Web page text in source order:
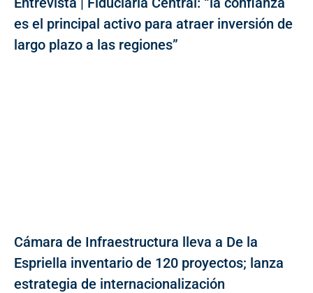
es el principal activo para atraer inversión de
largo plazo a las regiones”
Cámara de Infraestructura lleva a De la
Espriella inventario de 120 proyectos; lanza
estrategia de internacionalización